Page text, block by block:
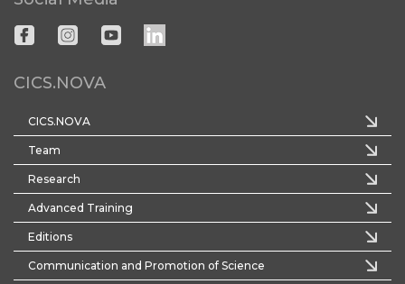
CICS.NOVA
CICS.NOVA
Team
Research
Advanced Training
Editions
Communication and Promotion of Science